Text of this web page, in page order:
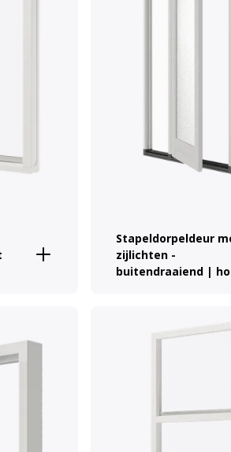
Stapeldorpeldeur
zijlichten -
buitendraaiend |